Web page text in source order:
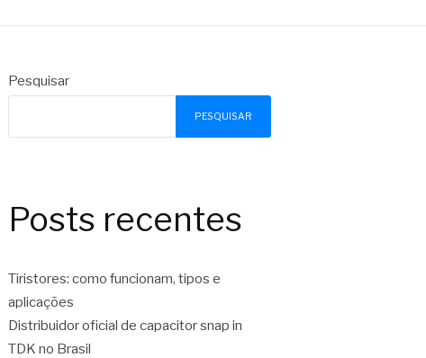
Pesquisar
PESQUISAR
Posts recentes
Tiristores: como funcionam, tipos e
aplicações
Distribuidor oficial de capacitor snap in
TDK no Brasil